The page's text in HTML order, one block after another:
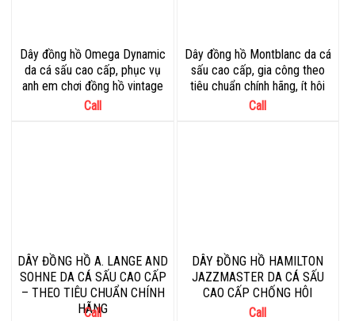
Dây đồng hồ Omega Dynamic
da cá sấu cao cấp, phục vụ
anh em chơi đồng hồ vintage
Call
Dây đồng hồ Montblanc da cá
sấu cao cấp, gia công theo
tiêu chuẩn chính hãng, ít hôi
Call
DÂY ĐỒNG HỒ A. LANGE AND
SOHNE DA CÁ SẤU CAO CẤP
– THEO TIÊU CHUẨN CHÍNH
HÃNG
Call
DÂY ĐỒNG HỒ HAMILTON
JAZZMASTER DA CÁ SẤU
CAO CẤP CHỐNG HÔI
Call